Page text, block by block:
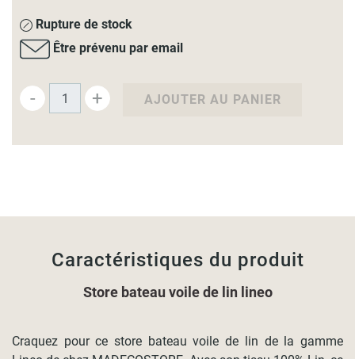
Rupture de stock
Être prévenu par email
- + AJOUTER AU PANIER
Caractéristiques du produit
Store bateau voile de lin lineo
Craquez pour ce store bateau voile de lin de la gamme